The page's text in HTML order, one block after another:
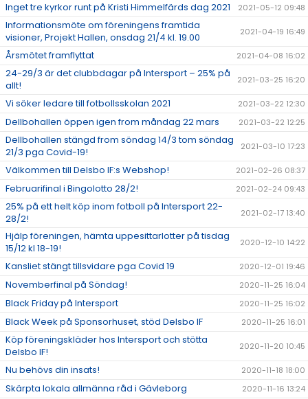
Inget tre kyrkor runt på Kristi Himmelfärds dag 2021 2021-05-12 09:48
Informationsmöte om föreningens framtida
visioner, Projekt Hallen, onsdag 21/4 kl. 19.00
2021-04-19 16:49
Årsmötet framflyttat 2021-04-08 16:02
24-29/3 är det clubbdagar på Intersport – 25% på
allt!
2021-03-25 16:20
Vi söker ledare till fotbollsskolan 2021 2021-03-22 12:30
Dellbohallen öppen igen from måndag 22 mars 2021-03-22 12:25
Dellbohallen stängd from söndag 14/3 tom söndag
21/3 pga Covid-19!
2021-03-10 17:23
Välkommen till Delsbo IF:s Webshop! 2021-02-26 08:37
Februarifinal i Bingolotto 28/2! 2021-02-24 09:43
25% på ett helt köp inom fotboll på Intersport 22-
28/2!
2021-02-17 13:40
Hjälp föreningen, hämta uppesittarlotter på tisdag
15/12 kl 18-19!
2020-12-10 14:22
Kansliet stängt tillsvidare pga Covid 19 2020-12-01 19:46
Novemberfinal på Söndag! 2020-11-25 16:04
Black Friday på Intersport 2020-11-25 16:02
Black Week på Sponsorhuset, stöd Delsbo IF 2020-11-25 16:01
Köp föreningskläder hos Intersport och stötta
Delsbo IF!
2020-11-20 10:45
Nu behövs din insats! 2020-11-18 18:00
Skärpta lokala allmänna råd i Gävleborg 2020-11-16 13:24